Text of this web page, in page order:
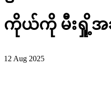
ကိုယ်ကို မီးရှို့အ
12 Aug 2025